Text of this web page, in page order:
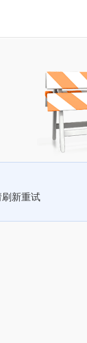
新重试